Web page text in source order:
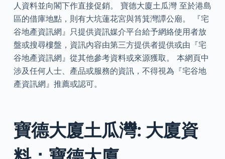
人資料並向閣下作直接促銷。 寶德大廈土瓜灣 至於港島
區的借庫地點，則有大坑蓮花宮與筲箕灣譚公廟。 『宅
谷地產資訊網』只提供資訊媒介平台給予網絡使用者放
盤或搜尋樓盤，資訊內容由第三方提供者提供或由『宅
谷地產資訊網』從其他參考資料或來源獲取。 本網頁中
涉及任何人士、產品或服務的資訊，不得視為『宅谷地
產資訊網』推薦或認可。
寶德大廈土瓜灣: 大廈資